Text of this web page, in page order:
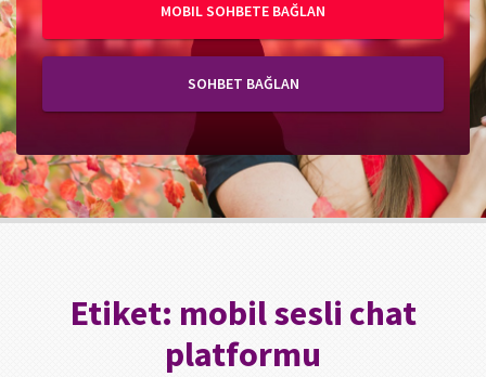
MOBIL SOHBETE BAĞLAN
SOHBET BAĞLAN
Etiket: mobil sesli chat
platformu